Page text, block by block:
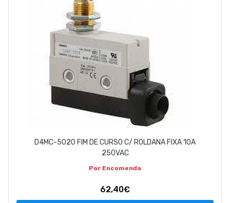
D4MC-5020 FIM DE CURSO C/ ROLDANA FIXA 10A
250VAC
Por Encomenda
62,40€